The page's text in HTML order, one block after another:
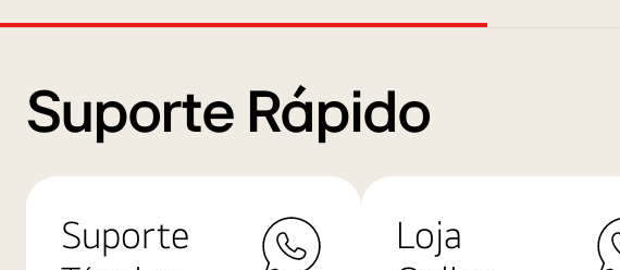
Suporte Rápido
Suporte
Loja